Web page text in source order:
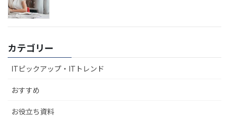
カテゴリー
ITピックアップ・ITトレンド
おすすめ
お役立ち資料